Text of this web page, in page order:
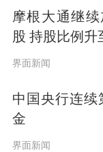
摩根大通继
股 持股比例升
界面新闻
中国央行连续
金
界面新闻